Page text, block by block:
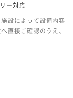
ー対応
設によって設備内容
直接ご確認のうえ、